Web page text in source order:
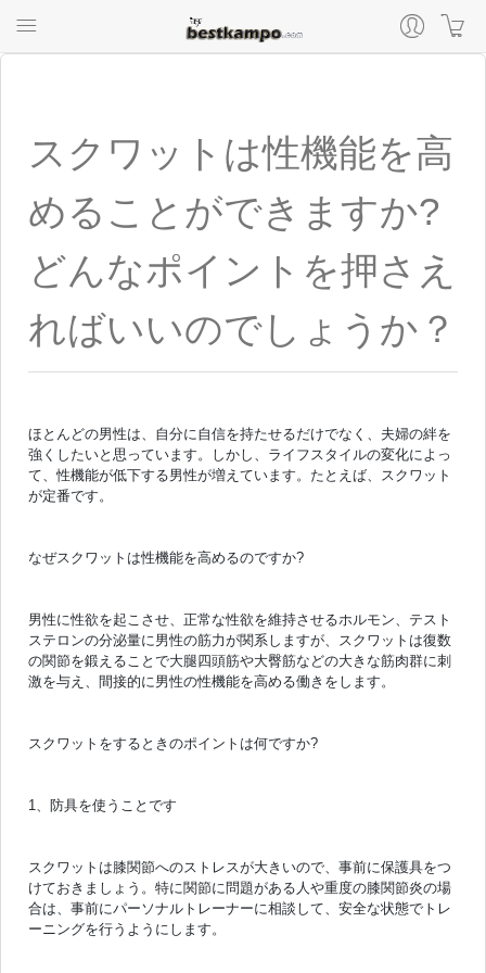
スクワットは性機能を高
めることができますか?
どんなポイントを押さえ
ればいいのでしょうか？
ほとんどの男性は、自分に自信を持たせるだけでなく、夫婦の絆を
強くしたいと思っています。しかし、ライフスタイルの変化によっ
て、性機能が低下する男性が増えています。たとえば、スクワット
が定番です。
なぜスクワットは性機能を高めるのですか?
男性に性欲を起こさせ、正常な性欲を維持させるホルモン、テスト
ステロンの分泌量に男性の筋力が関系しますが、スクワットは復数
の関節を鍛えることで大腿四頭筋や大臀筋などの大きな筋肉群に刺
激を与え、間接的に男性の性機能を高める働きをします。
スクワットをするときのポイントは何ですか?
1、防具を使うことです
スクワットは膝関節へのストレスが大きいので、事前に保護具をつ
けておきましょう。特に関節に問題がある人や重度の膝関節炎の場
合は、事前にパーソナルトレーナーに相談して、安全な状態でトレ
ーニングを行うようにします。